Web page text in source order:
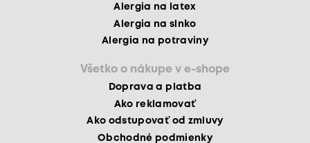
Alergia na latex
Alergia na slnko
Alergia na potraviny
Všetko o nákupe v e-shope
Doprava a platba
Ako reklamovať
Ako odstupovať od zmluvy
Obchodné podmienky